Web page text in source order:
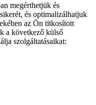
megérthetjük és
és optimalizálhatjuk
az Ön titkosított
a következő külső
szolgáltatásaikat: